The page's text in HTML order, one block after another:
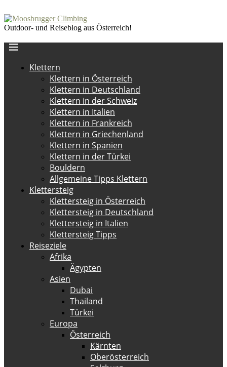
Outdoor- und Reiseblog aus Österreich!
Klettern
Klettern in Österreich
Klettern in Deutschland
Klettern in der Schweiz
Klettern in Italien
Klettern in Frankreich
Klettern in Griechenland
Klettern in Spanien
Klettern in der Türkei
Bouldern
Allgemeine Tipps Klettern
Klettersteig
Klettersteig in Österreich
Klettersteig in Deutschland
Klettersteig in Italien
Klettersteig Tipps
Reiseziele
Afrika
Ägypten
Asien
Dubai
Thailand
Türkei
Europa
Österreich
Kärnten
Oberösterreich